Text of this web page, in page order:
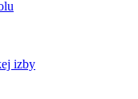
izby